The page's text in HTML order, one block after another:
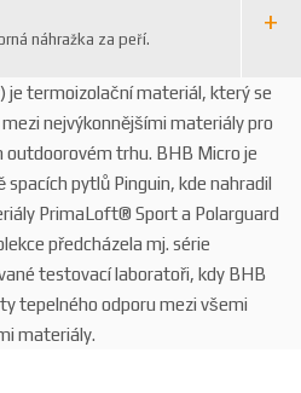
náhražka za peří.
je termoizolační materiál, který se
nejvýkonnějšími materiály pro
trhu. BHB Micro je
pytlů Pinguin, kde nahradil
PrimaLoft® Sport a Polarguard
předcházela mj. série
testovací laboratoři, kdy BHB
tepelného odporu mezi všemi
materiály.